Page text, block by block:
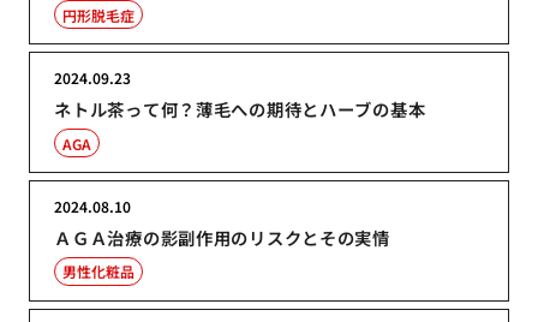
円形脱毛症
ネトル茶って何？薄毛への期待とハーブの基本
2024.09.23
AGA
ＡＧＡ治療の影副作用のリスクとその実情
2024.08.10
男性化粧品